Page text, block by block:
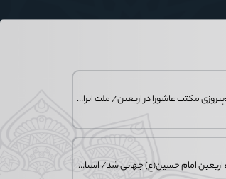
مکتب عاشورا در اربعین/ ملت ایران در برابر استکبار
اربعین امام حسین(ع) جهانی شد/ استان گلستان الگوی